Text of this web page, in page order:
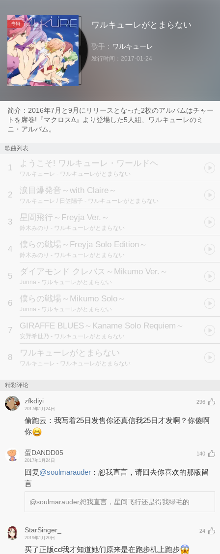
专辑 ワルキューレがとまらない
歌手： ワルキューレ
发行时间： 2017-01-24
简介：2016年7月と9月にリリースとなった2枚のアルバムはチャー
トを席巻!『マクロスΔ』より登場した5人組、ワルキューレのミ
ニ・アルバム。
歌曲列表
1 ようこそ! ワルキューレ・ワールドヘ
ワルキューレ - ワルキューレがとまらない
2 涙目爆発音～with Claire～
ワルキューレ / 日笠陽子 - ワルキューレがとまらない
3 星間飛行～Freyja Ver.～
鈴木みのり - ワルキューレがとまらない
4 僕らの戦場～Freyja Solo Edition～
鈴木みのり - ワルキューレがとまらない
5 ダイアモンド クレバス～Mikumo Ver.～
Junna - ワルキューレがとまらない
6 僕らの戦場～Mikumo Solo～
Junna - ワルキューレがとまらない
7 GIRAFFE BLUES～Kaname Solo Requiem～
安野希世乃 - ワルキューレがとまらない
8 ワルキューレがとまらない
ワルキューレ - ワルキューレがとまらない
精彩评论
zfkdiyi
2017年1月24日
296
偷跑云：我写着25日发售你还真信我25日才发啊？你傻啊
你
蛋DANDD05
2017年1月24日
140
回复@soulmarauder ： 恕我直言，请回去你喜欢的那版留
言
@soulmarauder恕我直言，星间飞行还是得我绿毛的
StarSinger_
2019年1月20日
24
买了正版cd我才知道她们原来是在跑步机上跑步